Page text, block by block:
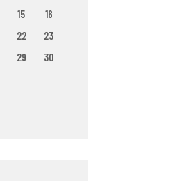
15
16
22
23
29
30